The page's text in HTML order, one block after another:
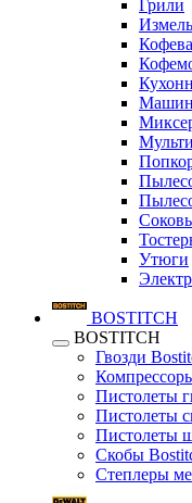
Грили
Утюги
BOSTITCH
BOSTITCH
Гвозди
Пистолеты
Пистолеты
Пистолеты
Скобы
Степлеры